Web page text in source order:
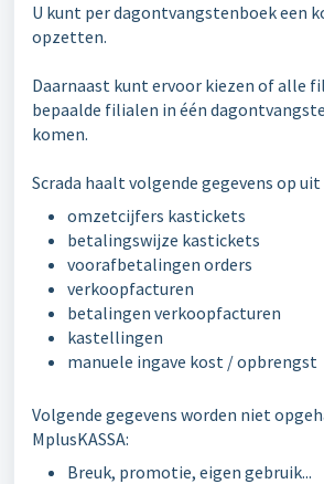
U kunt per dagontvangstenboek een
opzetten.
Daarnaast kunt ervoor kiezen of alle
bepaalde filialen in één
komen.
Scrada haalt volgende gegevens op uit
omzetcijfers kastickets
betalingswijze kastickets
voorafbetalingen orders
verkoopfacturen
betalingen verkoopfacturen
kastellingen
manuele ingave kost / opbrengst
Volgende gegevens worden niet
MplusKASSA:
Breuk, promotie, eigen gebruik...